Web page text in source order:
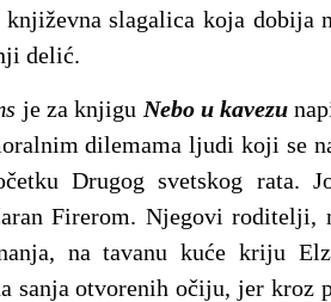
književna slagalica koja dobija
delić.
je za knjigu Nebo u kavezu
dilemama ljudi koji se
Drugog svetskog rata.
Firerom. Njegovi
na tavanu kuće kriju
sanja otvorenih očiju, jer kroz